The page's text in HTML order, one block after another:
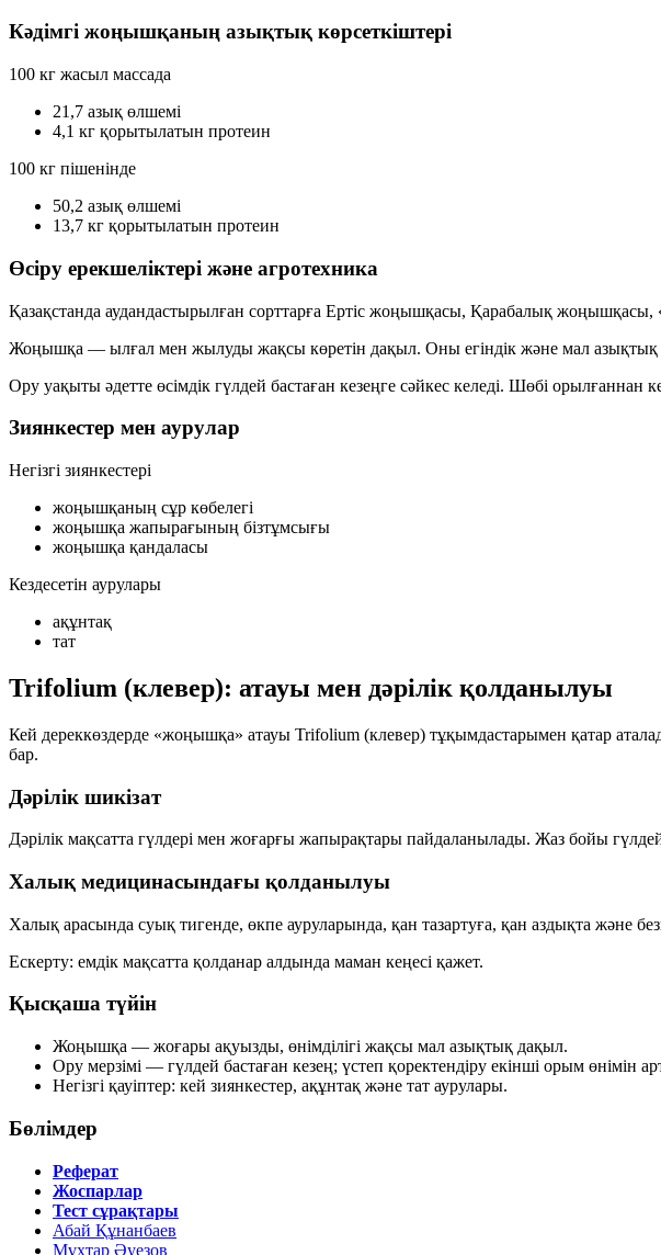
Кәдімгі жоңышқаның азықтық көрсеткіштері
100 кг жасыл массада
21,7 азық өлшемі
4,1 кг қорытылатын протеин
100 кг пішенінде
50,2 азық өлшемі
13,7 кг қорытылатын протеин
Өсіру ерекшеліктері және агротехника
Қазақстанда аудандастырылған сорттарға Ертіс жоңышқасы, Қарабалық жоңышқасы,
Жоңышқа — ылғал мен жылуды жақсы көретін дақыл. Оны егіндік және мал азықтық
Ору уақыты әдетте өсімдік гүлдей бастаған кезеңге сәйкес келеді. Шөбі орылғаннан
Зиянкестер мен аурулар
Негізгі зиянкестері
жоңышқаның сұр көбелегі
жоңышқа жапырағының бізтұмсығы
жоңышқа қандаласы
Кездесетін аурулары
ақұнтақ
тат
Trifolium (клевер): атауы мен дәрілік қолданылуы
Кей дереккөздерде «жоңышқа» атауы Trifolium (клевер) тұқымдастарымен қатар
бар.
Дәрілік шикізат
Дәрілік мақсатта гүлдері мен жоғарғы жапырақтары пайдаланылады. Жаз бойы
Халық медицинасындағы қолданылуы
Халық арасында суық тигенде, өкпе ауруларында, қан тазартуға, қан аздықта және
Ескерту: емдік мақсатта қолданар алдында маман кеңесі қажет.
Қысқаша түйін
Жоңышқа — жоғары ақуызды, өнімділігі жақсы мал азықтық дақыл.
Ору мерзімі — гүлдей бастаған кезең; үстеп қоректендіру екінші орым өнімін
Негізгі қауіптер: кей зиянкестер, ақұнтақ және тат аурулары.
Бөлімдер
Реферат
Жоспарлар
Тест сұрақтары
Абай Құнанбаев
Мұхтар Әуезов